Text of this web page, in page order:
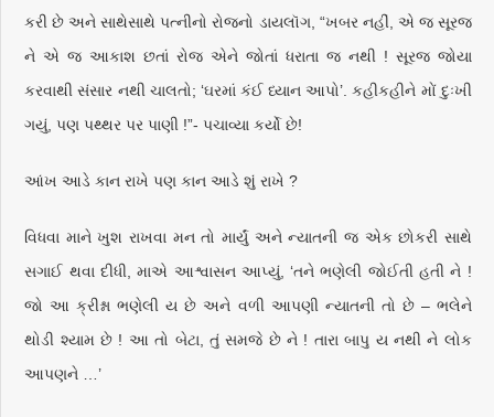
કરી છે અને સાથેસાથે પત્નીનો રોજનો ડાયલૉગ, “ખબર નહીં, એ જ સૂરજ
ને એ જ આકાશ છતાં રોજ એને જોતાં ધરાતા જ નથી ! સૂરજ જોયા
કરવાથી સંસાર નથી ચાલતો; ‘ઘરમાં કંઈ ધ્યાન આપો’. કહીકહીને મોં દુઃખી
ગયું, પણ પથ્થર પર પાણી !”- પચાવ્યા કર્યો છે!
આંખ આડે કાન રાખે પણ કાન આડે શું રાખે ?
વિધવા માને ખુશ રાખવા મન તો માર્યું અને ન્યાતની જ એક છોકરી સાથે
સગાઈ થવા દીધી, માએ આશ્વાસન આપ્યું, ‘તને ભણેલી જોઈતી હતી ને !
જો આ ક્રીશ્ના ભણેલી ય છે અને વળી આપણી ન્યાતની તો છે – ભલેને
થોડી શ્યામ છે ! આ તો બેટા, તું સમજે છે ને ! તારા બાપુ ય નથી ને લોક
આપણને …’